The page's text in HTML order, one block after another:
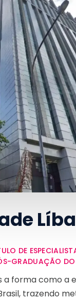
DE
GRADUAÇÃO
a forma como a
trazendo